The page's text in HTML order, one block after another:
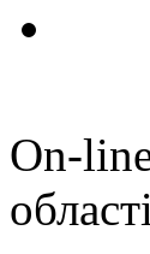
On-
області